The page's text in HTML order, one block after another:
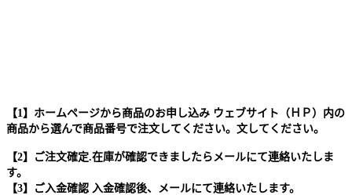
【1】ホームページから商品のお申し込み ウェブサイト（ＨＰ）内の
商品から選んで商品番号で注文してください。文してください。
【2】ご注文確定.在庫が確認できましたらメールにて連絡いたしま
す。
【3】ご入金確認 入金確認後、メールにて連絡いたします。